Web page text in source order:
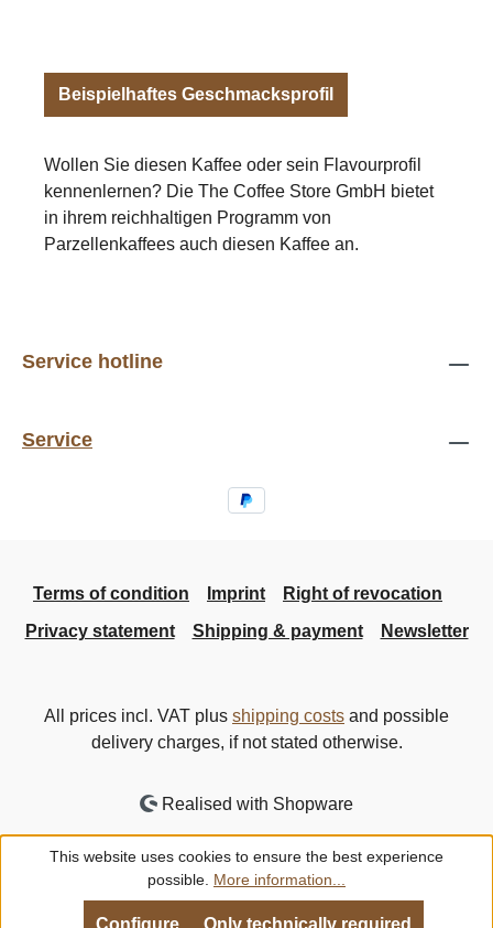
Beispielhaftes Geschmacksprofil
Wollen Sie diesen Kaffee oder sein Flavourprofil
kennenlernen? Die The Coffee Store GmbH bietet
in ihrem reichhaltigen Programm von
Parzellenkaffees auch diesen Kaffee an.
Service hotline
Service
Terms of condition Imprint
Right of revocation
Privacy statement
Shipping & payment Newsletter
All prices incl. VAT plus shipping costs and possible
delivery charges, if not stated otherwise.
Realised with Shopware
This website uses cookies to ensure the best experience
possible. More information...
Only technically required
Configure